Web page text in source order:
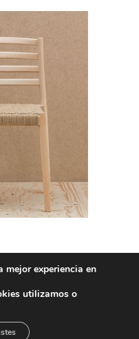
T. +34 933193361
mejor experiencia en
utilizamos o